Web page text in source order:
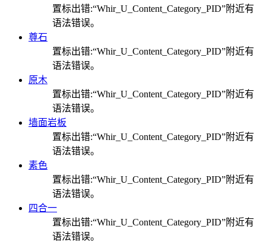
置标出错:“Whir_U_Content_Category_PID”附近有
语法错误。
尊石
置标出错:“Whir_U_Content_Category_PID”附近有
语法错误。
原木
置标出错:“Whir_U_Content_Category_PID”附近有
语法错误。
墙面岩板
置标出错:“Whir_U_Content_Category_PID”附近有
语法错误。
素色
置标出错:“Whir_U_Content_Category_PID”附近有
语法错误。
四合一
置标出错:“Whir_U_Content_Category_PID”附近有
语法错误。